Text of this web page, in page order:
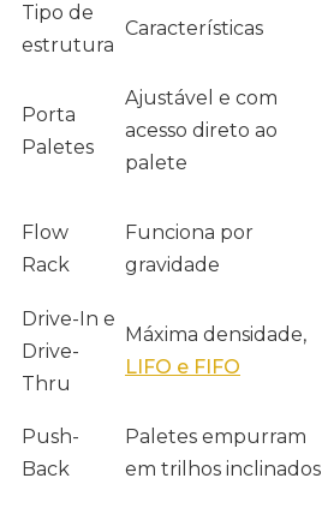
Tipo de
estrutura
Características
Porta
Paletes
Ajustável e com
acesso direto ao
palete
Flow
Rack
Funciona por
gravidade
Drive-In e
Drive-
Thru
Máxima densidade,
LIFO e FIFO
Push-
Back
Paletes empurram
em trilhos inclinados